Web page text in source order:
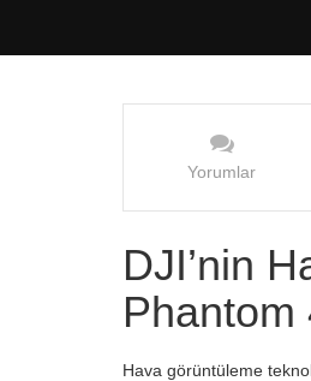
Yorumlar
DJI’nin
Phantom
Hava görüntüleme